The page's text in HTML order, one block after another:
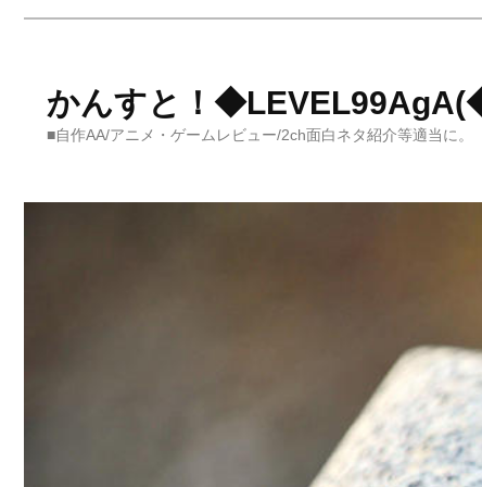
かんすと！
■自作AA/アニメ・ゲームレビュー/2ch面白ネタ紹介等適当に。